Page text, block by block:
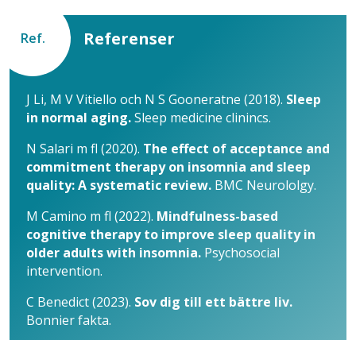
Ref. Referenser
J Li, M V Vitiello och N S Gooneratne (2018). Sleep
in normal aging.Sleep medicine clinincs.
N Salari m fl (2020). The effect of acceptance and
commitment therapy on insomnia and sleep
quality: A systematic review. BMC Neurololgy.
M Camino m fl (2022). Mindfulness-based
cognitive therapy to improve sleep quality in
older adults with insomnia. Psychosocial
intervention.
C Benedict (2023). Sov dig till ett bättre liv.
Bonnier fakta.